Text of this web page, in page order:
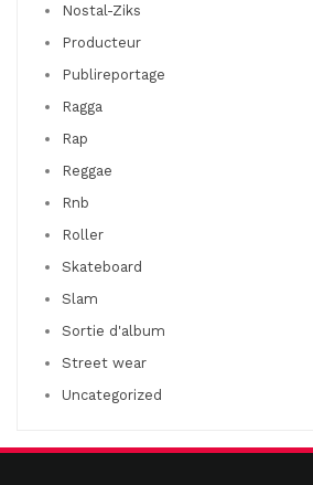
Nostal-Ziks
Producteur
Publireportage
Ragga
Rap
Reggae
Rnb
Roller
Skateboard
Slam
Sortie d'album
Street wear
Uncategorized